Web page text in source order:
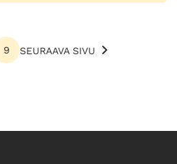
9 SEURAAVA SIVU